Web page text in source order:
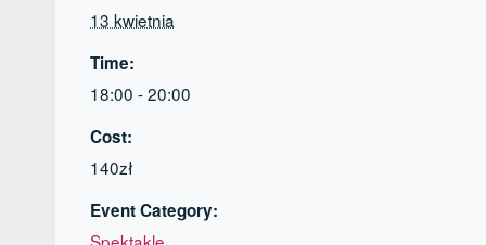
13 kwietnia
Time:
18:00 - 20:00
Cost:
140zł
Event Category: